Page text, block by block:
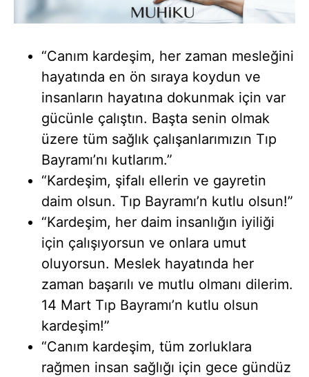
“Canım kardeşim, her zaman mesleğini
hayatında en ön sıraya koydun ve
insanların hayatına dokunmak için var
gücünle çalıştın. Başta senin olmak
üzere tüm sağlık çalışanlarımızın Tıp
Bayramı’nı kutlarım.”
“Kardeşim, şifalı ellerin ve gayretin
daim olsun. Tıp Bayramı’n kutlu olsun!”
“Kardeşim, her daim insanlığın iyiliği
için çalışıyorsun ve onlara umut
oluyorsun. Meslek hayatında her
zaman başarılı ve mutlu olmanı dilerim.
14 Mart Tıp Bayramı’n kutlu olsun
kardeşim!”
“Canım kardeşim, tüm zorluklara
rağmen insan sağlığı için gece gündüz